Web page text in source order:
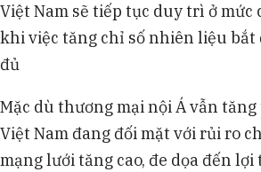
Việt Nam sẽ tiếp tục duy trì ở mức
khi việc tăng chỉ số nhiên liệu bắt
đủ
Mặc dù thương mại nội Á vẫn
Việt Nam đang đối mặt với rủi ro
mạng lưới tăng cao, đe dọa đến